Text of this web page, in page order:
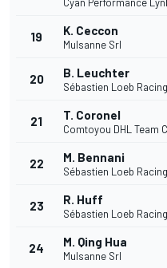
19 K. Ceccon
Mulsanne Srl
20 B. Leuchter
Sébastien Loeb
21 T. Coronel
Comtoyou DHL Team
22 M. Bennani
Sébastien Loeb
23 R. Huff
Sébastien Loeb
24 M. Qing Hua
Mulsanne Srl